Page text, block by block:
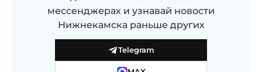
мессенджерах и узнавай новости
Нижнекамска раньше других
Telegram